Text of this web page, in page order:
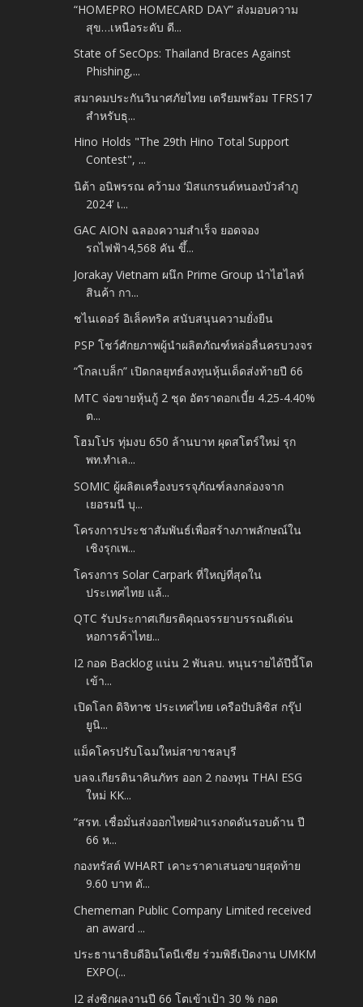
“HOMEPRO HOMECARD DAY” ส่งมอบความ
สุข…เหนือระดับ ดี...
State of SecOps: Thailand Braces Against
Phishing,...
สมาคมประกันวินาศภัยไทย เตรียมพร้อม TFRS17
สำหรับธุ...
Hino Holds "The 29th Hino Total Support
Contest", ...
นิต้า อนิพรรณ คว้ามง ‘มิสแกรนด์หนองบัวลำภู
2024’ เ...
GAC AION ฉลองความสำเร็จ ยอดจอง
รถไฟฟ้า4,568 คัน ขึ้...
Jorakay Vietnam ผนึก Prime Group นำไฮไลท์
สินค้า กา...
ชไนเดอร์ อิเล็คทริค สนับสนุนความยั่งยืน
PSP โชว์ศักยภาพผู้นำผลิตภัณฑ์หล่อลื่นครบวงจร
“โกลเบล็ก” เปิดกลยุทธ์ลงทุนหุ้นเด็ดส่งท้ายปี 66
MTC จ่อขายหุ้นกู้ 2 ชุด อัตราดอกเบี้ย 4.25-4.40%
ต...
โฮมโปร ทุ่มงบ 650 ล้านบาท ผุดสโตร์ใหม่ รุก
พท.ทำเล...
SOMIC ผู้ผลิตเครื่องบรรจุภัณฑ์ลงกล่องจาก
เยอรมนี บุ...
โครงการประชาสัมพันธ์เพื่อสร้างภาพลักษณ์ใน
เชิงรุกเพ...
โครงการ Solar Carpark ที่ใหญ่ที่สุดใน
ประเทศไทย แล้...
QTC รับประกาศเกียรติคุณจรรยาบรรณดีเด่น
หอการค้าไทย...
I2 กอด Backlog แน่น 2 พันลบ. หนุนรายได้ปีนี้โต
เข้า...
เปิดโลก ดิจิทาซ ประเทศไทย เครือปับลิซิส กรุ๊ป
ยูนิ...
แม็คโครปรับโฉมใหม่สาขาชลบุรี
บลจ.เกียรตินาคินภัทร ออก 2 กองทุน THAI ESG
ใหม่ KK...
“สรท. เชื่อมั่นส่งออกไทยฝ่าแรงกดดันรอบด้าน ปี
66 ห...
กองทรัสต์ WHART เคาะราคาเสนอขายสุดท้าย
9.60 บาท ดั...
Chememan Public Company Limited received
an award ...
ประธานาธิบดีอินโดนีเซีย ร่วมพิธีเปิดงาน UMKM
EXPO(...
I2 ส่งซิกผลงานปี 66 โตเข้าเป้า 30 % กอด